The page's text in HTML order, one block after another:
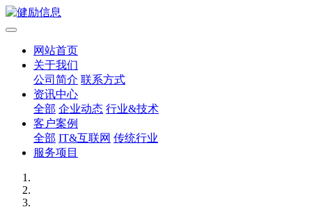
网站首页
关于我们
公司简介 联系方式
资讯中心
全部 企业动态 行业&技术
客户案例
全部 IT&互联网 传统行业
服务项目